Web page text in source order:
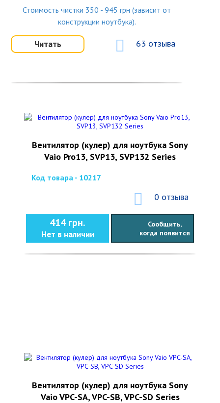
Стоимость чистки 350 - 945 грн (зависит от
конструкции ноутбука).
Читать 63 отзыва
Вентилятор (кулер) для ноутбука Sony
Vaio Pro13, SVP13, SVP132 Series
Код товара - 10217
0 отзыва
414 грн.
Нет в наличии
Сообщить,
когда появится
Вентилятор (кулер) для ноутбука Sony
Vaio VPC-SA, VPC-SB, VPC-SD Series